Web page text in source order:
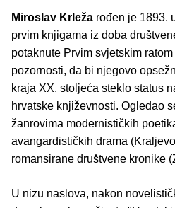
Miroslav Krleža rođen je 1893.
prvim knjigama iz doba
potaknute Prvim svjetskim
pozornosti, da bi njegovo
kraja XX. stoljeća steklo status
hrvatske književnosti. Ogledao
žanrovima modernističkih
avangardističkih drama
romansirane društvene kronike
U nizu naslova, nakon